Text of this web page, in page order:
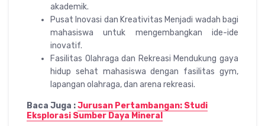
akademik.
Pusat Inovasi dan Kreativitas Menjadi wadah bagi
mahasiswa untuk mengembangkan ide-ide
inovatif.
Fasilitas Olahraga dan Rekreasi Mendukung gaya
hidup sehat mahasiswa dengan fasilitas gym,
lapangan olahraga, dan arena rekreasi.
Baca Juga :Jurusan Pertambangan: Studi
Eksplorasi Sumber Daya Mineral